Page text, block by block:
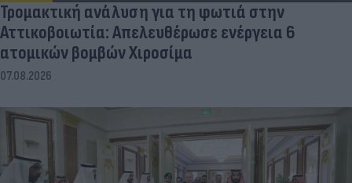
Τρομακτική ανάλυση για τη φωτιά στην
Αττικοβοιωτία: Απελευθέρωσε ενέργεια 6
ατομικών βομβών Χιροσίμα
07.08.2026